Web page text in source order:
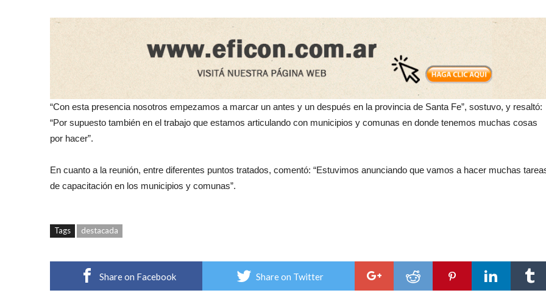
“Con esta presencia nosotros empezamos a marcar un antes y un después en la provincia de Santa Fe”, sostuvo, y resaltó:
“Por supuesto también en el trabajo que estamos articulando con municipios y comunas en donde tenemos muchas cosas
por hacer”.
En cuanto a la reunión, entre diferentes puntos tratados, comentó: “Estuvimos anunciando que vamos a hacer muchas
de capacitación en los municipios y comunas”.
Tags destacada
Share on Facebook Share on Twitter